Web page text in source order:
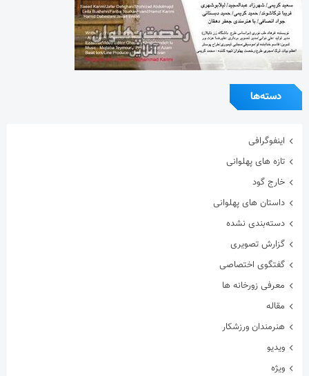
دسته‌ها
اینفوگرافی
تازه های پهلوانی
خارج گود
داستان های پهلوانی
دسته‌بندی نشده
گزارش تصویری
گفتگوی اختصاصی
معرفی زورخانه ها
مقاله
هنرمندان ورزشکار
ویدیو
ویژه